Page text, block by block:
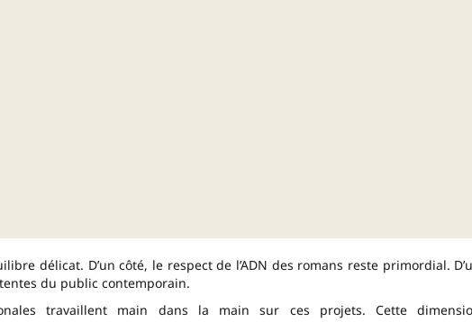
délicat. D’un côté, le respect de l’ADN des romans reste primordial.
du public contemporain.
travaillent main dans la main sur ces projets. Cette